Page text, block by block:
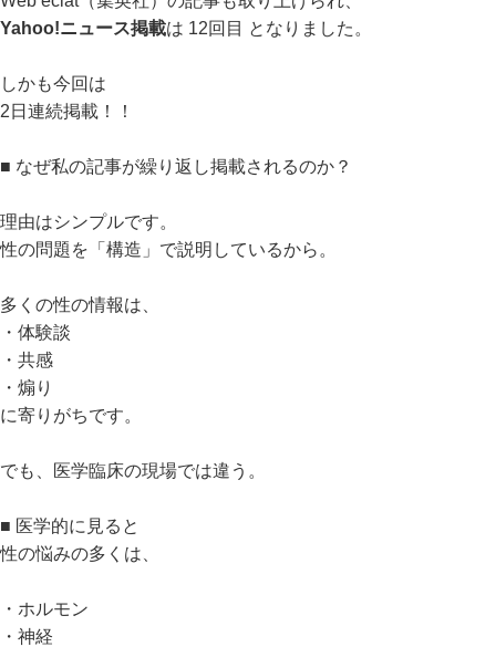
Yahoo!ニュース掲載は 12回目 となりました。
しかも今回は
2日連続掲載！！
■ なぜ私の記事が繰り返し掲載されるのか？
理由はシンプルです。
性の問題を「構造」で説明しているから。
多くの性の情報は、
・体験談
・共感
・煽り
に寄りがちです。
でも、医学臨床の現場では違う。
■ 医学的に見ると
性の悩みの多くは、
・ホルモン
・神経